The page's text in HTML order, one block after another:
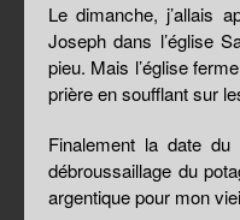
Le dimanche, j’allais
Joseph dans l’église
pieu. Mais l’église
prière en soufflant sur
Finalement la date
débroussaillage du
argentique pour mon